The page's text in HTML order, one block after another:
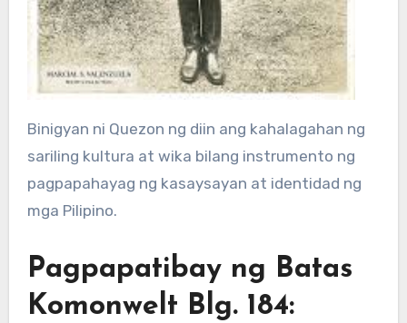
Binigyan ni Quezon ng diin ang kahalagahan ng
sariling kultura at wika bilang instrumento ng
pagpapahayag ng kasaysayan at identidad ng
mga Pilipino.
Pagpapatibay ng Batas
Komonwelt Blg. 184: